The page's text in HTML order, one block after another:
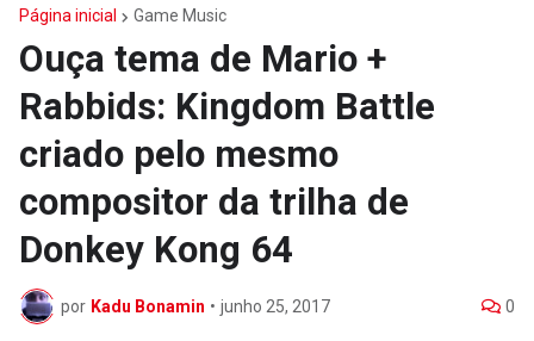
Página inicial Game Music
Ouça tema de Mario +
Rabbids: Kingdom Battle
criado pelo mesmo
compositor da trilha de
Donkey Kong 64
por Kadu Bonamin • junho 25, 2017 0